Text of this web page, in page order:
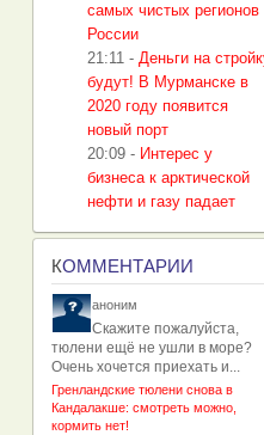
самых чистых регионов
России
21:11 - Деньги на
будут! В Мурманске в
2020 году появится
новый порт
20:09 - Интерес у
бизнеса к арктической
нефти и газу падает
КОММЕНТАРИИ
аноним
Скажите пожалуйста,
тюлени ещё не ушли в море?
Очень хочется приехать и...
Гренландские тюлени снова в
Кандалакше: смотреть можно,
кормить нет!